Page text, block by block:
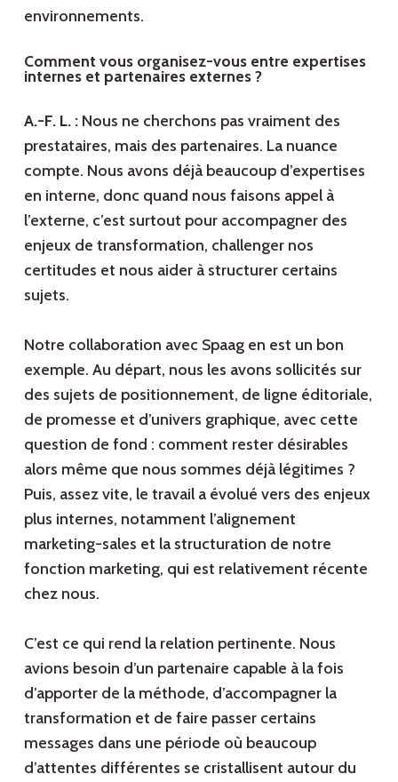
environnements.
Comment vous organisez-vous entre expertises
internes et partenaires externes ?
A.-F. L. :Nous ne cherchons pas vraiment des
prestataires, mais des partenaires. La nuance
compte. Nous avons déjà beaucoup d’expertises
en interne, donc quand nous faisons appel à
l’externe, c’est surtout pour accompagner des
enjeux de transformation, challenger nos
certitudes et nous aider à structurer certains
sujets.
Notre collaboration avec Spaag en est un bon
exemple. Au départ, nous les avons sollicités sur
des sujets de positionnement, de ligne éditoriale,
de promesse et d’univers graphique, avec cette
question de fond : comment rester désirables
alors même que nous sommes déjà légitimes ?
Puis, assez vite, le travail a évolué vers des enjeux
plus internes, notamment l’alignement
marketing-sales et la structuration de notre
fonction marketing, qui est relativement récente
chez nous.
C’est ce qui rend la relation pertinente. Nous
avions besoin d’un partenaire capable à la fois
d’apporter de la méthode, d’accompagner la
transformation et de faire passer certains
messages dans une période où beaucoup
d’attentes différentes se cristallisent autour du